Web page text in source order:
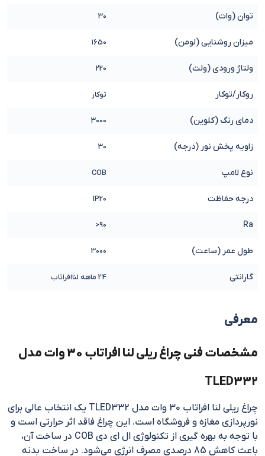
توان (وات) 30
میزان روشنایی (لومن) 1650
ولتاژ ورودی (ولت) 220
روکار/توکار توکار
دمای رنگ (کلوین) 3000
زاویه پخش نور (درجه) 30
نوع لامپ COB
درجه حفاظت IP20
Ra
90<
طول عمر (ساعت) 3000
گارانتی 24 ماهه لناافراتاب
معرفی
مشخصات فنی چراغ ریلی لنا افراتاب 30 وات مدل
TLED332
چراغ ریلی لنا افراتاب 30 وات مدل TLED332 یک انتخاب عالی برای
نورپردازی مغازه و فروشگاه است. این چراغ فاقد اثر حرارتی است و
با توجه به بهره گیری از تکنولوژی ال ای دی COB در ساخت آن،
باعث کاهش 85 درصدی مصرف انرژی می‌شود. در ساخت بدنه